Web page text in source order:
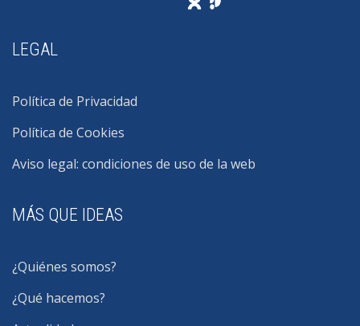
LEGAL
Política de Privacidad
Política de Cookies
Aviso legal: condiciones de uso de la web
MÁS QUE IDEAS
¿Quiénes somos?
¿Qué hacemos?